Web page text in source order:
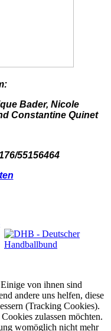
Bader, Nicole
Constantine Quinet
55156464
von ihnen sind
andere uns helfen, diese
(Tracking Cookies).
zulassen möchten.
womöglich nicht mehr